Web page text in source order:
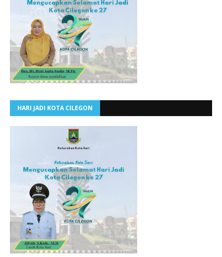
HARI JADI KOTA CILEGON